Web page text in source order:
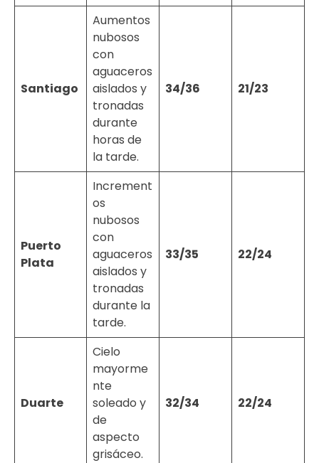
Santiago
Aumentos
nubosos
con
aguaceros
aislados y
tronadas
durante
horas de
la tarde.
34/36 21/23
Puerto
Plata
Increment
os
nubosos
con
aguaceros
aislados y
tronadas
durante la
tarde.
33/35 22/24
Duarte
Cielo
mayorme
nte
soleado y
de
aspecto
grisáceo.
32/34 22/24